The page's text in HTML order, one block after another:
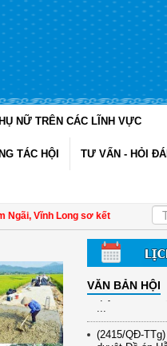
NỮ TRÊN CÁC LĨNH VỰC
TÁC HỘI TƯ VẤN - HỎI
Vĩnh Long sơ kết công tác Hội và
VĂN BẢN HỘI
(12/TB-
vụ Khoa học,
(417/QĐ-
...
quyết số 72-
...
(2415/QĐ-
duyệt Đề án